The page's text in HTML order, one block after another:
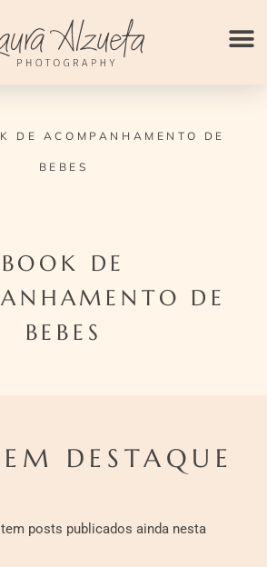
DE ACOMPANHAMENTO DE
BEBES
BOOK DE
DE
BEBES
DESTAQUE
posts publicados ainda nesta